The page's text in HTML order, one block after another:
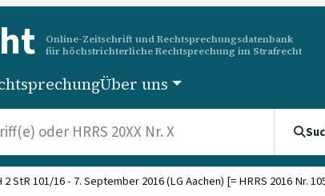
Online-Zeitschrift und Rechtsprechungsdatenbank
für höchstrichterliche Rechtsprechung im Strafrecht
Über uns
2 StR 101/16 - 7. September 2016 (LG Aachen) [= HRRS 2016 Nr.